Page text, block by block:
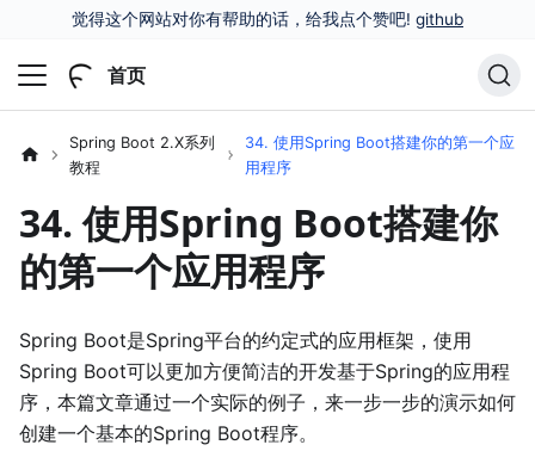
觉得这个网站对你有帮助的话，给我点个赞吧! github
首页
Spring Boot 2.X系列
教程
34. 使用Spring Boot搭建你的第一个应
用程序
34. 使用Spring Boot搭建你
的第一个应用程序
Spring Boot是Spring平台的约定式的应用框架，使用
Spring Boot可以更加方便简洁的开发基于Spring的应用程
序，本篇文章通过一个实际的例子，来一步一步的演示如何
创建一个基本的Spring Boot程序。